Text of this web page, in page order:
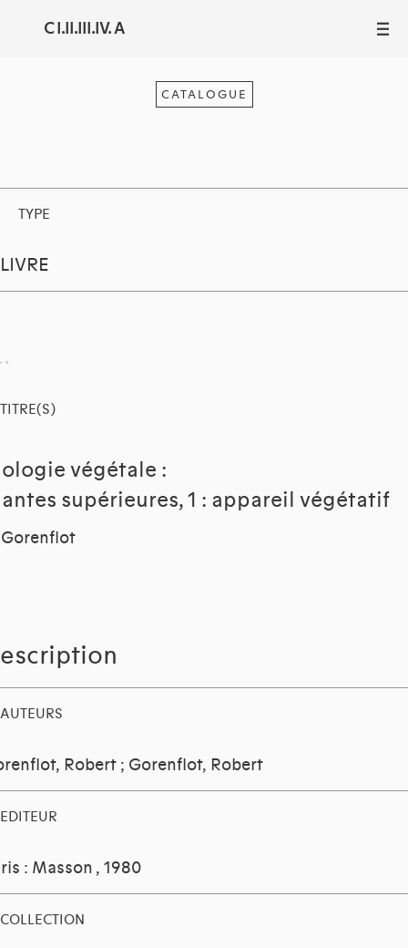
C I.II.III.IV. A III
CATALOGUE
TYPE
LIVRE
TITRE(S)
végétale :
supérieures, 1 : appareil végétatif
Gorenflot
AUTEURS
Robert ; Gorenflot, Robert
EDITEUR
: Masson , 1980
COLLECTION